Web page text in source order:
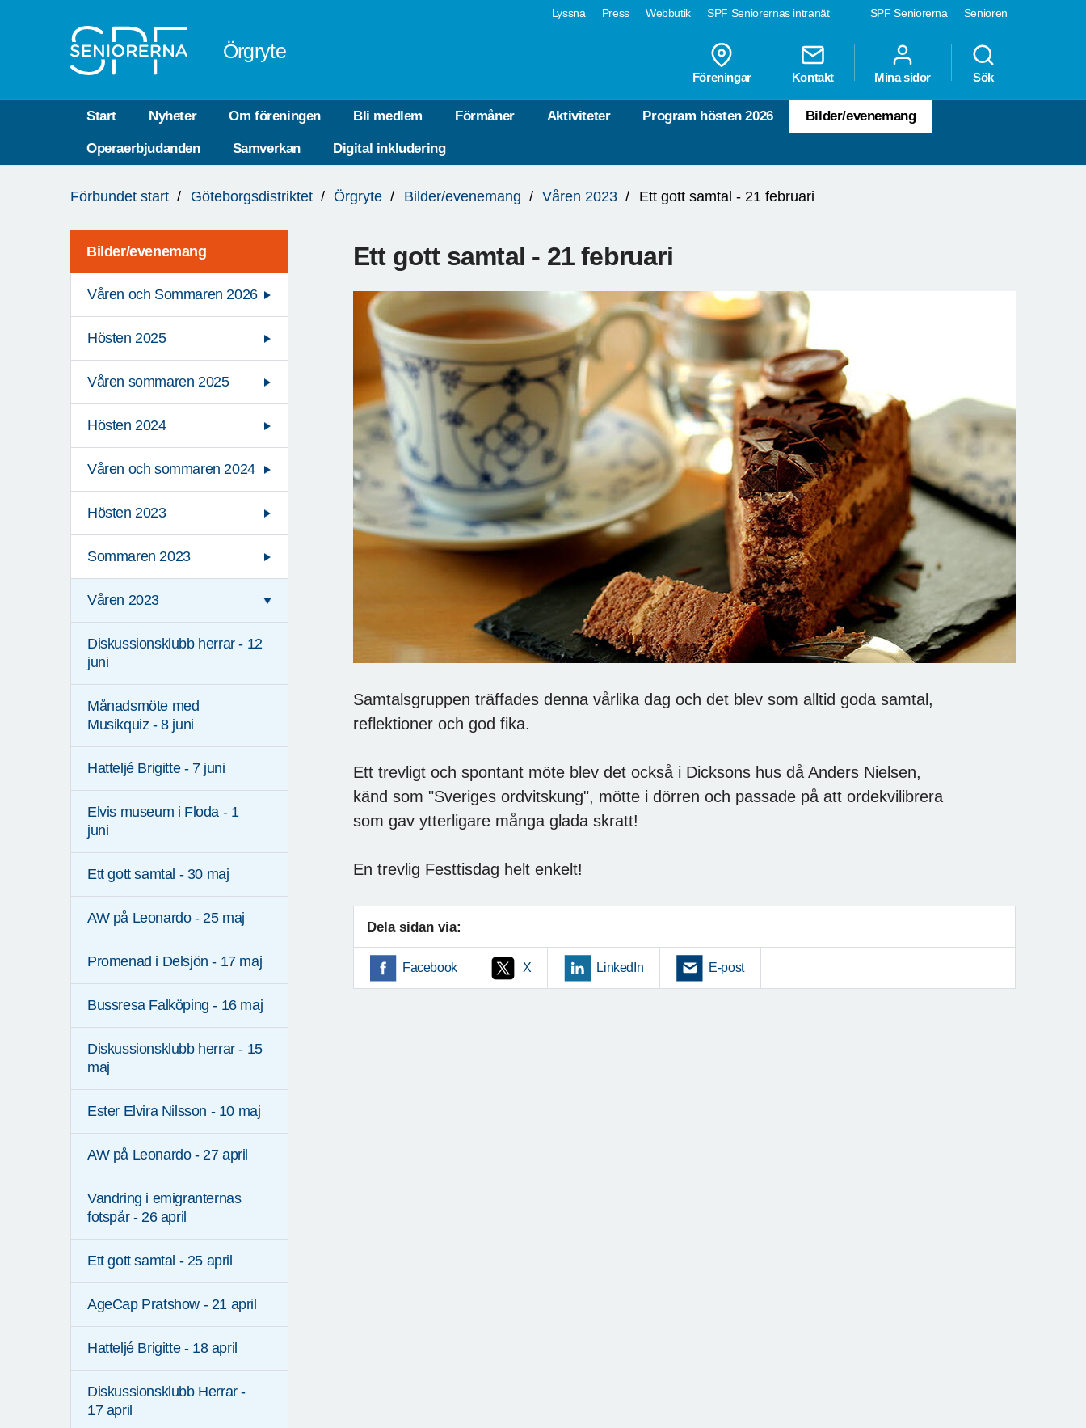
SPF Seniorerna Senioren
Lyssna Press Webbutik SPF Seniorernas intranät
Örgryte
Föreningar Kontakt Mina sidor Sök
Start Nyheter Om föreningen Bli medlem Förmåner Aktiviteter Program hösten 2026 Bilder/evenemang
Operaerbjudanden Samverkan Digital inkludering
är
Förbundet start Göteborgsdistriktet Örgryte Bilder/evenemang Våren 2023 Ett gott samtal - 21 februari
Bilder/evenemang
Våren och Sommaren 2026
Hösten 2025
Våren sommaren 2025
Hösten 2024
Våren och sommaren 2024
Hösten 2023
Sommaren 2023
Våren 2023
Diskussionsklubb herrar - 12
juni
Månadsmöte med
Musikquiz - 8 juni
Hatteljé Brigitte - 7 juni
Elvis museum i Floda - 1
juni
Ett gott samtal - 30 maj
AW på Leonardo - 25 maj
Promenad i Delsjön - 17 maj
Bussresa Falköping - 16 maj
Diskussionsklubb herrar - 15
maj
Ester Elvira Nilsson - 10 maj
AW på Leonardo - 27 april
Vandring i emigranternas
fotspår - 26 april
Ett gott samtal - 25 april
AgeCap Pratshow - 21 april
Hatteljé Brigitte - 18 april
Diskussionsklubb Herrar -
17 april
Ett gott samtal - 21 februari
Samtalsgruppen träffades denna vårlika dag och det blev som alltid goda samtal,
reflektioner och god fika.
Ett trevligt och spontant möte blev det också i Dicksons hus då Anders Nielsen,
känd som "Sveriges ordvitskung", mötte i dörren och passade på att ordekvilibrera
som gav ytterligare många glada skratt!
En trevlig Festtisdag helt enkelt!
Dela sidan via:
Facebook X LinkedIn E-post